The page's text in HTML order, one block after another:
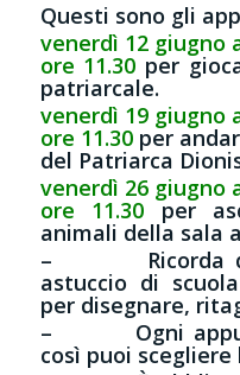
Questi sono gli
venerdì 12 giugno
ore 11.30 per
patriarcale.
venerdì 19 giugno
ore 11.30per
del Patriarca
venerdì 26 giugno
ore 11.30 per
animali della sala
– Ricorda di
astuccio di
per disegnare,
– Ogni
così puoi scegliere